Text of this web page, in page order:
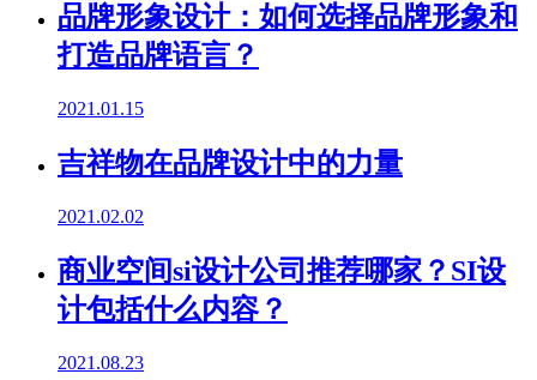
品牌形象设计：如何选择品牌形象和
打造品牌语言？
2021.01.15
吉祥物在品牌设计中的力量
2021.02.02
商业空间si设计公司推荐哪家？SI设
计包括什么内容？
2021.08.23